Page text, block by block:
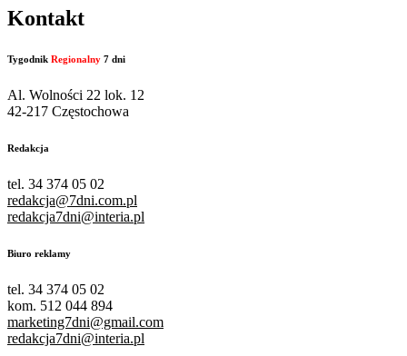
Kontakt
Tygodnik Regionalny 7 dni
Al. Wolności 22 lok. 12
42-217 Częstochowa
Redakcja
tel. 34 374 05 02
redakcja@7dni.com.pl
redakcja7dni@interia.pl
Biuro reklamy
tel. 34 374 05 02
kom. 512 044 894
marketing7dni@gmail.com
redakcja7dni@interia.pl